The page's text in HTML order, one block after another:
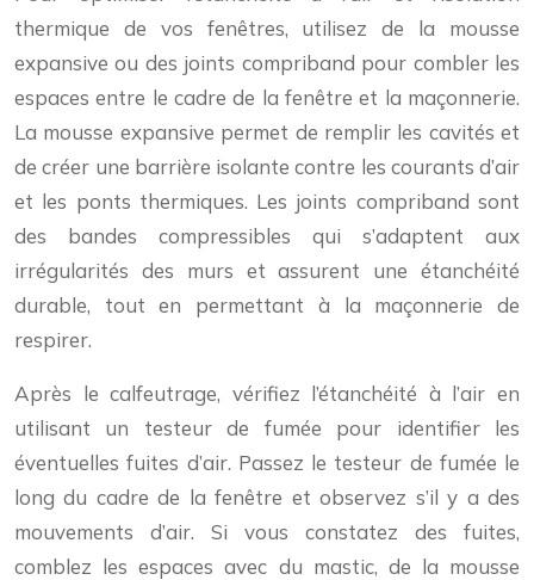
thermique de vos fenêtres, utilisez de la mousse
expansive ou des joints compriband pour combler les
espaces entre le cadre de la fenêtre et la maçonnerie.
La mousse expansive permet de remplir les cavités et
de créer une barrière isolante contre les courants d’air
et les ponts thermiques. Les joints compriband sont
des bandes compressibles qui s’adaptent aux
irrégularités des murs et assurent une étanchéité
durable, tout en permettant à la maçonnerie de
respirer.
Après le calfeutrage, vérifiez l’étanchéité à l’air en
utilisant un testeur de fumée pour identifier les
éventuelles fuites d’air. Passez le testeur de fumée le
long du cadre de la fenêtre et observez s’il y a des
mouvements d’air. Si vous constatez des fuites,
comblez les espaces avec du mastic, de la mousse